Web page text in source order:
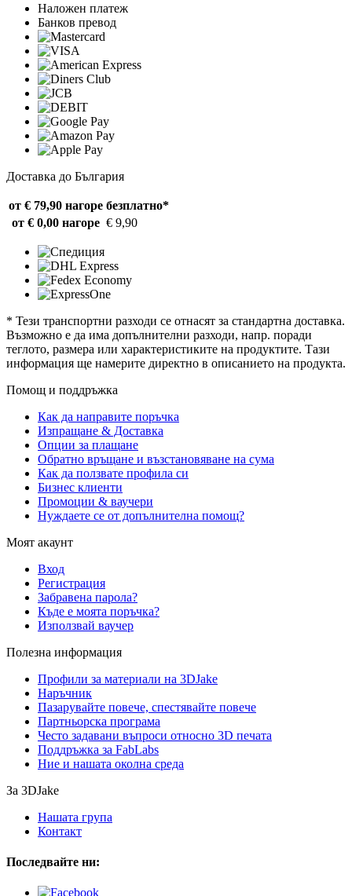
Наложен платеж
Банков превод
Доставка до България
от € 79,90 нагоре безплатно*
от € 0,00 нагоре € 9,90
* Тези транспортни разходи се отнасят за стандартна доставка.
Възможно е да има допълнителни разходи, напр. поради
теглото, размера или характеристиките на продуктите. Тази
информация ще намерите директно в описанието на продукта.
Помощ и поддръжка
Как да направите поръчка
Изпращане & Доставка
Опции за плащане
Обратно връщане и възстановяване на сума
Как да ползвате профила си
Бизнес клиенти
Промоции & ваучери
Нуждаете се от допълнителна помощ?
Моят акаунт
Вход
Регистрация
Забравена парола?
Къде е моята поръчка?
Използвай ваучер
Полезна информация
Профили за материали на 3DJake
Наръчник
Пазарувайте повече, спестявайте повече
Партньорска програма
Често задавани въпроси относно 3D печата
Поддръжка за FabLabs
Ние и нашата околна среда
За 3DJake
Нашата група
Контакт
Последвайте ни: